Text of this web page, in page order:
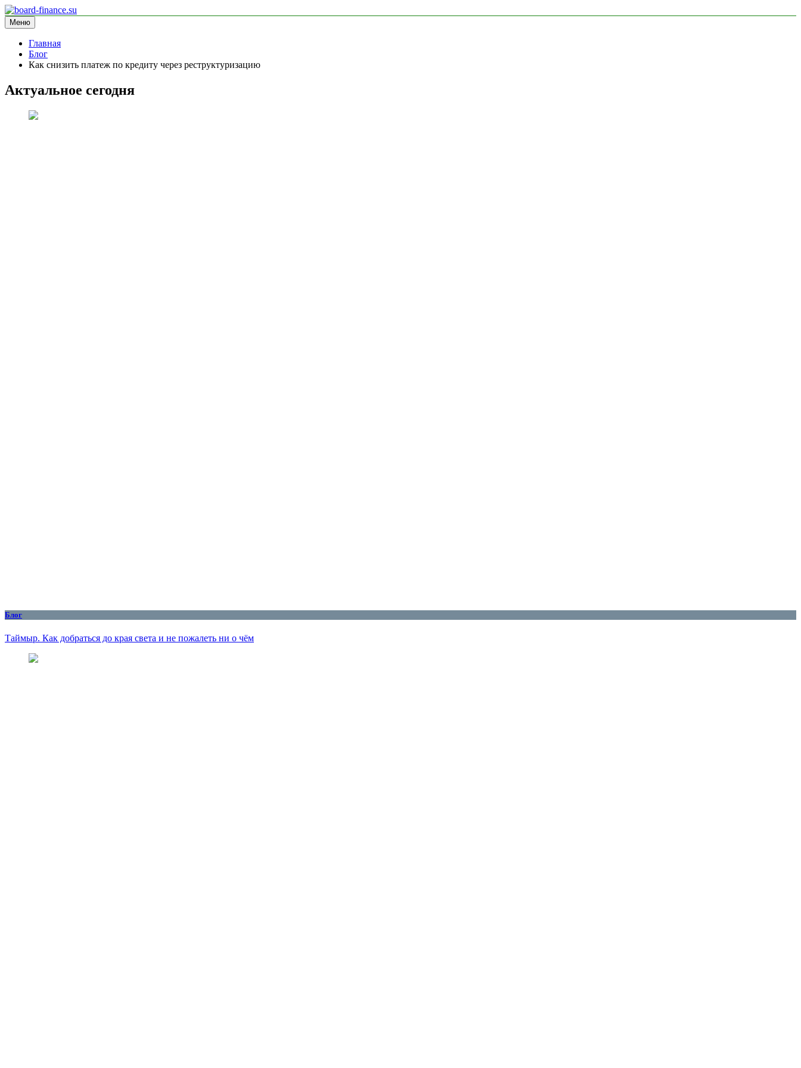
Перейти
к
содержимому
board-finance.su
блог про финансы
Меню
Главная
Блог
Как снизить платеж по кредиту через реструктуризацию
Актуальное сегодня
Блог
Таймыр. Как добраться до края света и не пожалеть ни о чём